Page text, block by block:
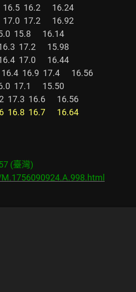
16.2      16.24
17.2      16.92
15.8      16.14
17.2      15.98
17.0      16.44
16.9  17.4      16.56
17.1      15.50
17.3  16.6      16.56
16.8  16.7      16.64
(臺灣)